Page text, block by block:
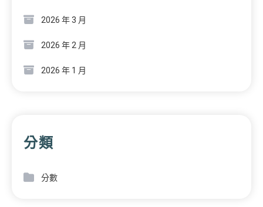
2026 年 3 月
2026 年 2 月
2026 年 1 月
分類
分數